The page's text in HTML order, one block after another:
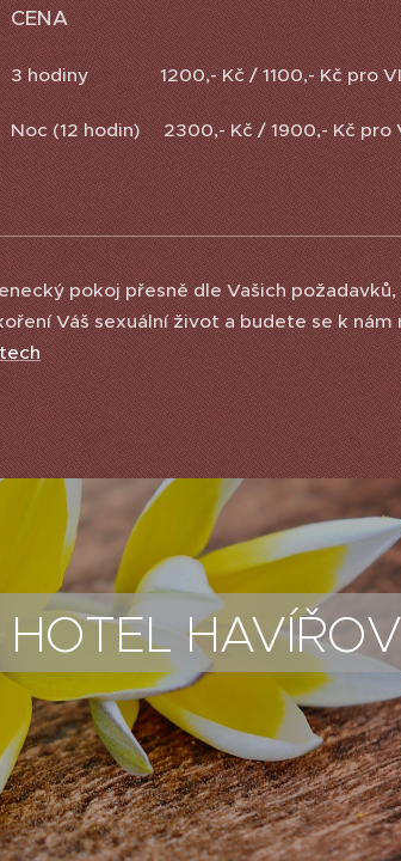
CENA
3 hodiny 1200,- Kč / 1100,- Kč pro
Noc (12 hodin) 2300,- Kč / 1900,- Kč pro
pokoj přesně dle Vašich požadavků,
Váš sexuální život a budete se k nám
HAVÍŘOV